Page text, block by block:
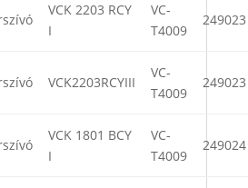
VCK 2203 RCY
I
VC-
T4009
249023
VCK2203RCYIII
VC-
T4009
249023
VCK 1801 BCY
I
VC-
T4009
249024